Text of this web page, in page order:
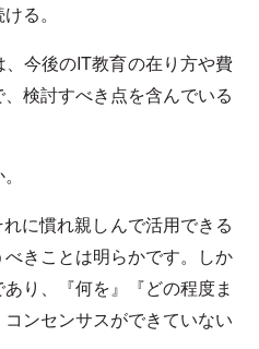
る。
、今後のIT教育の在り方や費
検討すべき点を含んでいる
に慣れ親しんで活用できる
きことは明らかです。しか
り、『何を』『どの程度ま
ンセンサスができていない